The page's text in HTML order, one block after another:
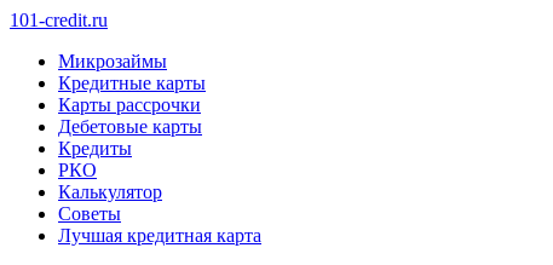
101-credit.ru
Микрозаймы
Кредитные карты
Карты рассрочки
Дебетовые карты
Кредиты
РКО
Калькулятор
Советы
Лучшая кредитная карта